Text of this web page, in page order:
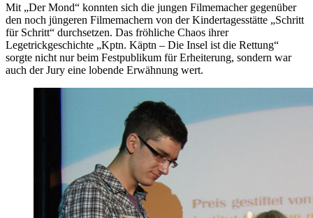
Mit „Der Mond“ konnten sich die jungen Filmemacher gegenüber
den noch jüngeren Filmemachern von der Kindertagesstätte „Schritt
für Schritt“ durchsetzen. Das fröhliche Chaos ihrer
Legetrickgeschichte „Kptn. Käptn – Die Insel ist die Rettung“
sorgte nicht nur beim Festpublikum für Erheiterung, sondern war
auch der Jury eine lobende Erwähnung wert.